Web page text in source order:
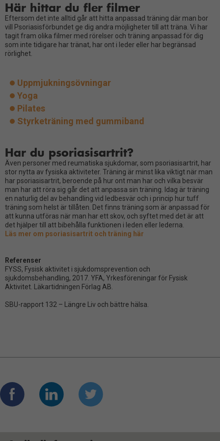
Här hittar du fler filmer
Eftersom det inte alltid går att hitta anpassad träning där man bor
vill Psoriasisförbundet ge dig andra möjligheter till att träna. Vi har
tagit fram olika filmer med rörelser och träning anpassad för dig
som inte tidigare har tränat, har ont i leder eller har begränsad
rörlighet.
Uppmjukningsövningar
Yoga
Pilates
Styrketräning med gummiband
Har du psoriasisartrit?
Även personer med reumatiska sjukdomar, som psoriasisartrit, har
stor nytta av fysiska aktiviteter. Träning är minst lika viktigt när man
har psoriasisartrit, beroende på hur ont man har och vilka besvär
man har att röra sig går det att anpassa sin träning. Idag är träning
en naturlig del av behandling vid ledbesvär och i princip hur tuff
träning som helst är tillåten. Det finns träning som är anpassad för
att kunna utföras när man har ett skov, och syftet med det är att
det hjälper till att bibehålla funktionen i leden eller lederna.
Läs mer om psoriasisartrit och träning här
Referenser
FYSS, Fysisk aktivitet i sjukdomsprevention och
sjukdomsbehandling, 2017. YFA, Yrkesföreningar för Fysisk
Aktivitet. Läkartidningen Förlag AB.
SBU-rapport 132 – Längre Liv och bättre hälsa.